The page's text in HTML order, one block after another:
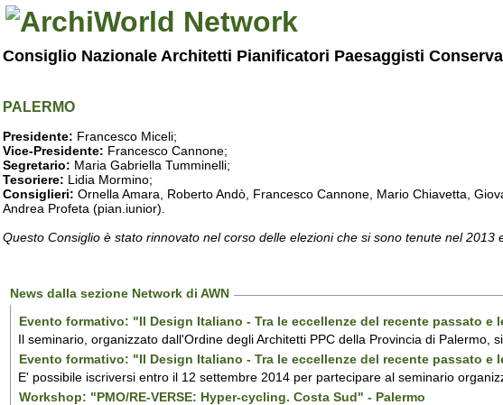
Consiglio Nazionale Architetti Pianificatori Paesaggisti
PALERMO
Presidente: Francesco Miceli;
Vice-Presidente: Francesco Cannone;
Segretario: Maria Gabriella Tumminelli;
Tesoriere: Lidia Mormino;
Consiglieri: Ornella Amara, Roberto Andò, Francesco Cannone, Mario Chiavetta,
Andrea Profeta (pian.iunior).
Questo Consiglio è stato rinnovato nel corso delle elezioni che si sono tenute nel
News dalla sezione Network di AWN
Evento formativo: "Il Design Italiano - Tra le eccellenze del recente passato e
Il seminario, organizzato dall'Ordine degli Architetti PPC della Provincia di
Evento formativo: "Il Design Italiano - Tra le eccellenze del recente passato e
E' possibile iscriversi entro il 12 settembre 2014 per partecipare al seminario
Workshop: "PMO/RE-VERSE: Hyper-cycling. Costa Sud" - Palermo